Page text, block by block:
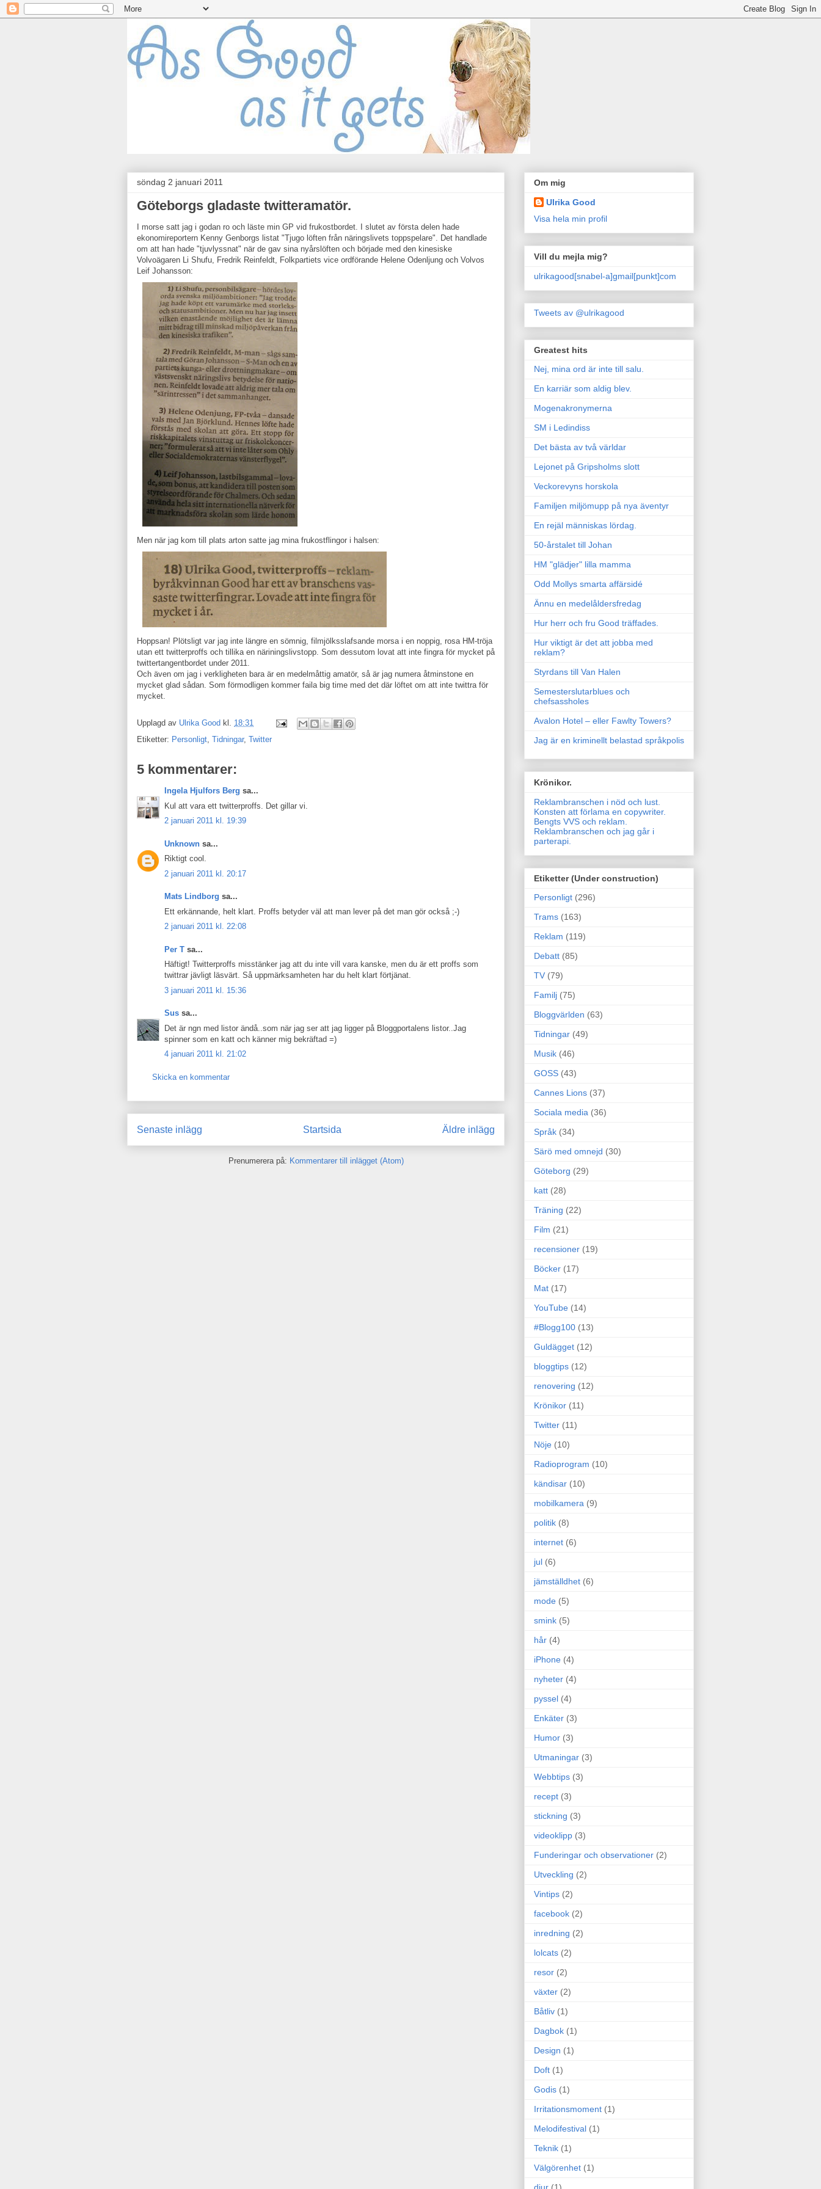
söndag 2 januari 2011
Göteborgs gladaste twitteramatör.
I morse satt jag i godan ro och läste min GP vid frukostbordet. I slutet av första delen hade
ekonomireportern Kenny Genborgs listat "Tjugo löften från näringslivets toppspelare". Det handlade
om att han hade "tjuvlyssnat" när de gav sina nyårslöften och började med den kinesiske
Volvoägaren Li Shufu, Fredrik Reinfeldt, Folkpartiets vice ordförande Helene Odenljung och Volvos
Leif Johansson:
Men när jag kom till plats arton satte jag mina frukostflingor i halsen:
Hoppsan! Plötsligt var jag inte längre en sömnig, filmjölksslafsande morsa i en noppig, rosa HM-tröja
utan ett twitterproffs och tillika en näriningslivstopp. Som dessutom lovat att inte fingra för mycket på
twittertangentbordet under 2011.
Och även om jag i verkligheten bara är en medelmåttig amatör, så är jag numera åtminstone en
mycket glad sådan. Som förmodligen kommer faila big time med det där löftet om att inte twittra för
mycket.
Upplagd av Ulrika Good kl. 18:31
Etiketter: Personligt, Tidningar, Twitter
5 kommentarer:
Ingela Hjulfors Berg sa...
Kul att vara ett twitterproffs. Det gillar vi.
2 januari 2011 kl. 19:39
Unknown sa...
Riktigt cool.
2 januari 2011 kl. 20:17
Mats Lindborg sa...
Ett erkännande, helt klart. Proffs betyder väl att man lever på det man gör också ;-)
2 januari 2011 kl. 22:08
Per T sa...
Häftigt! Twitterproffs misstänker jag att du inte vill vara kanske, men du är ett proffs som
twittrar jävligt läsvärt. Så uppmärksamheten har du helt klart förtjänat.
3 januari 2011 kl. 15:36
Sus sa...
Det är ngn med listor ändå..som när jag ser att jag ligger på Bloggportalens listor..Jag
spinner som en katt och känner mig bekräftad =)
4 januari 2011 kl. 21:02
Skicka en kommentar
Senaste inlägg Äldre inlägg
Startsida
Prenumerera på: Kommentarer till inlägget (Atom)
Om mig
Ulrika Good
Visa hela min profil
Vill du mejla mig?
ulrikagood[snabel-a]gmail[punkt]com
Tweets av @ulrikagood
Greatest hits
Nej, mina ord är inte till salu.
En karriär som aldig blev.
Mogenakronymerna
SM i Ledindiss
Det bästa av två världar
Lejonet på Gripsholms slott
Veckorevyns horskola
Familjen miljömupp på nya äventyr
En rejäl människas lördag.
50-årstalet till Johan
HM "glädjer" lilla mamma
Odd Mollys smarta affärsidé
Ännu en medelåldersfredag
Hur herr och fru Good träffades.
Hur viktigt är det att jobba med
reklam?
Styrdans till Van Halen
Semesterslutarblues och
chefsassholes
Avalon Hotel – eller Fawlty Towers?
Jag är en kriminellt belastad språkpolis
Krönikor.
Reklambranschen i nöd och lust.
Konsten att förlama en copywriter.
Bengts VVS och reklam.
Reklambranschen och jag går i
parterapi.
Etiketter (Under construction)
Personligt (296)
Trams (163)
Reklam (119)
Debatt (85)
TV (79)
Familj (75)
Bloggvärlden (63)
Tidningar (49)
Musik (46)
GOSS (43)
Cannes Lions (37)
Sociala media (36)
Språk (34)
Särö med omnejd (30)
Göteborg (29)
katt (28)
Träning (22)
Film (21)
recensioner (19)
Böcker (17)
Mat (17)
YouTube (14)
#Blogg100 (13)
Guldägget (12)
bloggtips (12)
renovering (12)
Krönikor (11)
Twitter (11)
Nöje (10)
Radioprogram (10)
kändisar (10)
mobilkamera (9)
politik (8)
internet (6)
jul (6)
jämställdhet (6)
mode (5)
smink (5)
hår (4)
iPhone (4)
nyheter (4)
pyssel (4)
Enkäter (3)
Humor (3)
Utmaningar (3)
Webbtips (3)
recept (3)
stickning (3)
videoklipp (3)
Funderingar och observationer (2)
Utveckling (2)
Vintips (2)
facebook (2)
inredning (2)
lolcats (2)
resor (2)
växter (2)
Båtliv (1)
Dagbok (1)
Design (1)
Doft (1)
Godis (1)
Irritationsmoment (1)
Melodifestival (1)
Teknik (1)
Välgörenhet (1)